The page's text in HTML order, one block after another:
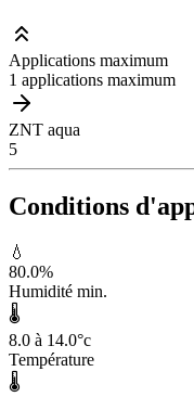
Applications maximum
1 applications maximum
ZNT aqua
5
Conditions
💧
80.0%
Humidité min.
🌡️
8.0 à 14.0°c
Température
🌡️